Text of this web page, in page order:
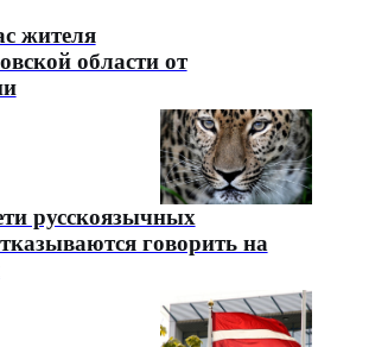
жителя
области от
русскоязычных
говорить на